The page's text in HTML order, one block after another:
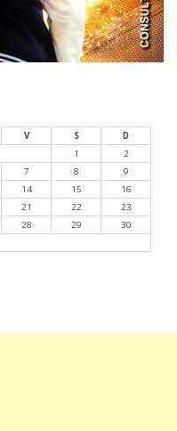
V S
D
1
2
7 8
9
14 15
16
21 22
23
28 29
30